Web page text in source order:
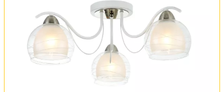
Оплата и доставка
Обмен и возврат
Установка